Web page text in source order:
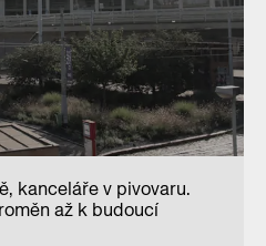
kanceláře v pivovaru.
až k budoucí